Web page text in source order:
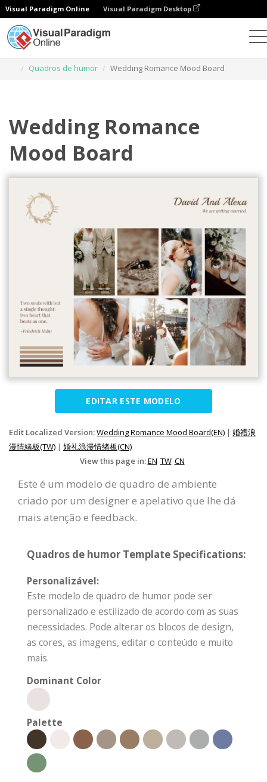
Visual Paradigm Online Visual Paradigm Desktop
Quadros de humor
Wedding Romance Mood Board
Wedding Romance
Mood Board
EDITAR ESTE MODELO
Edit Localized Version:Wedding Romance Mood Board(EN) | 婚禮浪
漫情緒板(TW) | 婚礼浪漫情绪板(CN)
View this page in:EN TW CN
Este é um modelo de quadro de ambiente
criado por um designer e apelativo que lhe dá
mais atenção e feedback.
Quadros de humor Template Specifications:
Personalizável:
Este modelo de quadro de humor pode ser
personalizado e estilizado de acordo com as suas
necessidades. Pode alterar os blocos de design,
as cores, as imagens, editar o conteúdo e muito
mais.
Dominant Color
Palette